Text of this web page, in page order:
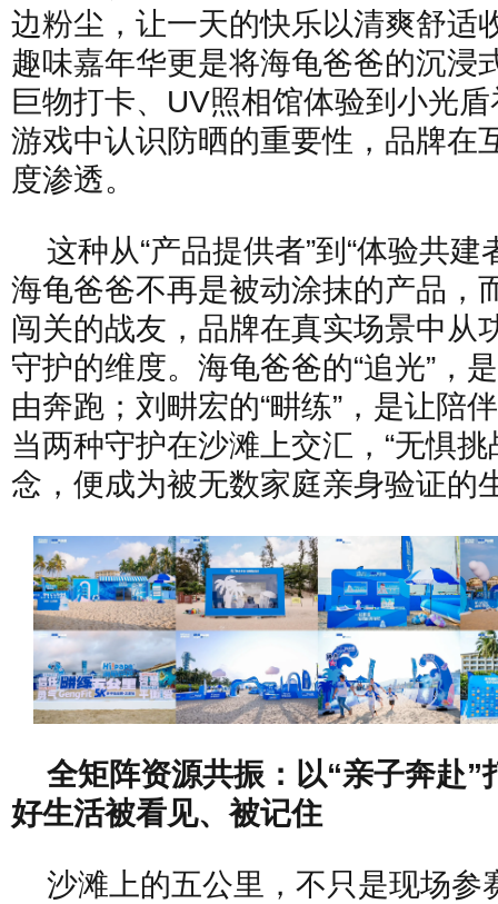
边粉尘，让一天的快乐以清爽舒适
趣味嘉年华更是将海龟爸爸的沉浸
巨物打卡、UV照相馆体验到小光
游戏中认识防晒的重要性，品牌在
度渗透。
这种从“产品提供者”到“体验共建
海龟爸爸不再是被动涂抹的产品，
闯关的战友，品牌在真实场景中从
守护的维度。海龟爸爸的“追光”，
由奔跑；刘畊宏的“畊练”，是让陪
当两种守护在沙滩上交汇，“无惧
念，便成为被无数家庭亲身验证的
全矩阵资源共振：以“亲子奔赴”
好生活被看见、被记住
沙滩上的五公里，不只是现场参